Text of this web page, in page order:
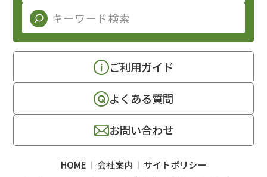
ご利用ガイド
よくある質問
お問い合わせ
HOME 会社案内
サイトポリシー